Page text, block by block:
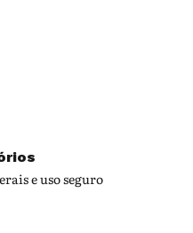
e uso seguro